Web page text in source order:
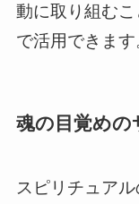
動に取り組む
で活用できます
魂の目覚めの
スピリチュアル